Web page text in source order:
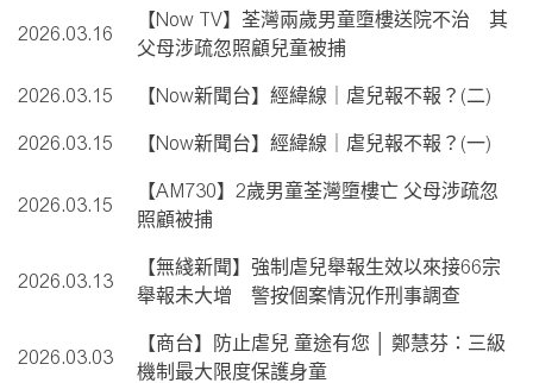
2026.03.16
【Now TV】荃灣兩歲男童墮樓送院不治 其
父母涉疏忽照顧兒童被捕
2026.03.15 【Now新聞台】經緯線｜虐兒報不報？(二)
2026.03.15 【Now新聞台】經緯線｜虐兒報不報？(一)
2026.03.15
【AM730】2歲男童荃灣墮樓亡 父母涉疏忽
照顧被捕
2026.03.13
【無綫新聞】強制虐兒舉報生效以來接66宗
舉報未大增 警按個案情況作刑事調查
2026.03.03
【商台】防止虐兒 童途有您 │ 鄭慧芬：三級
機制最大限度保護身童